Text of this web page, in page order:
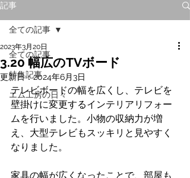
記事
全ての記事
特集記事
エム工房の日々
全ての記事
3.20 幅広のTVボード
2023年3月20日
更新日：2024年6月3日
テレビボードの幅を広くし、テレビを
壁掛けに変更するインテリアリフォー
ムを行いました。小物の収納力が増
え、大型テレビもスッキリと見やすく
なりました。
家具の幅が広くなったことで、部屋も